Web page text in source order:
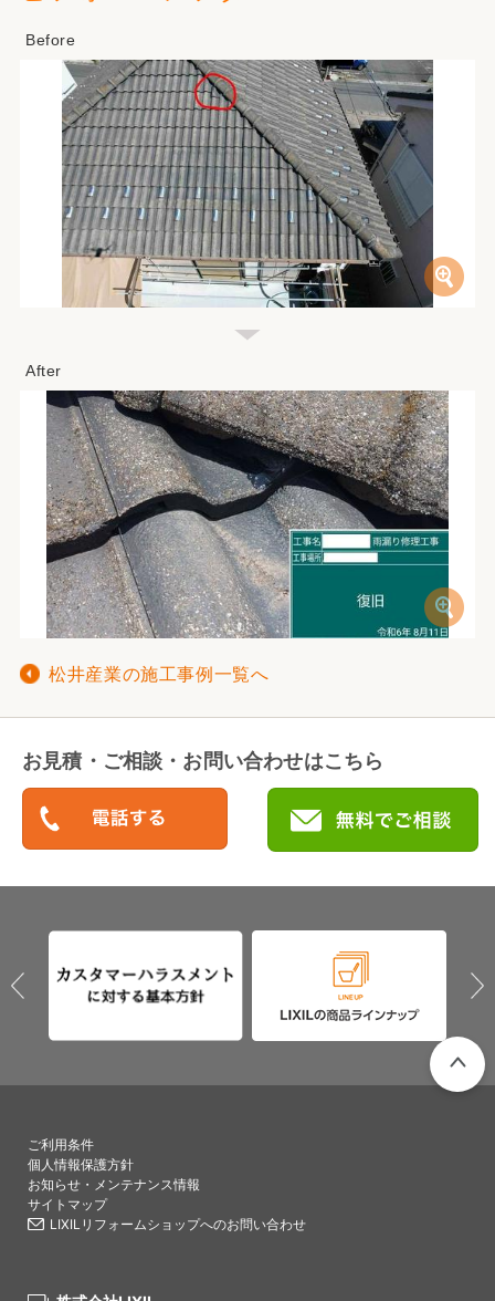
松井産業の施工事例一覧へ
お見積・ご相談・お問い合わせはこちら
ご利用条件
個人情報保護方針
お知らせ・メンテナンス情報
サイトマップ
LIXILリフォームショップへのお問い合わせ